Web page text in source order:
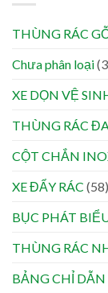
THÙNG RÁC
Chưa phân loại
XE DỌN VỆ
THÙNG RÁC
CỘT CHẮN
XE ĐẨY RÁC (58)
BỤC PHÁT
THÙNG RÁC
BẢNG CHỈ